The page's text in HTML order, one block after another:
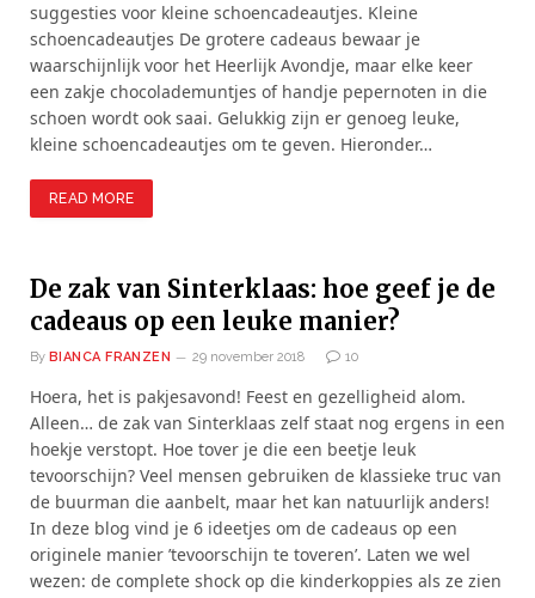
suggesties voor kleine schoencadeautjes. Kleine
schoencadeautjes De grotere cadeaus bewaar je
waarschijnlijk voor het Heerlijk Avondje, maar elke keer
een zakje chocolademuntjes of handje pepernoten in die
schoen wordt ook saai. Gelukkig zijn er genoeg leuke,
kleine schoencadeautjes om te geven. Hieronder…
READ MORE
De zak van Sinterklaas: hoe geef je de
cadeaus op een leuke manier?
By BIANCA FRANZEN 29 november 2018 10
Hoera, het is pakjesavond! Feest en gezelligheid alom.
Alleen… de zak van Sinterklaas zelf staat nog ergens in een
hoekje verstopt. Hoe tover je die een beetje leuk
tevoorschijn? Veel mensen gebruiken de klassieke truc van
de buurman die aanbelt, maar het kan natuurlijk anders!
In deze blog vind je 6 ideetjes om de cadeaus op een
originele manier ’tevoorschijn te toveren’. Laten we wel
wezen: de complete shock op die kinderkoppies als ze zien